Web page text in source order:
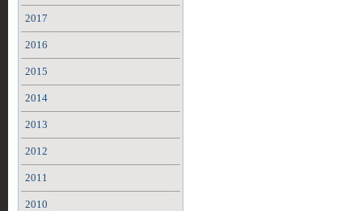
2017
2016
2015
2014
2013
2012
2011
2010